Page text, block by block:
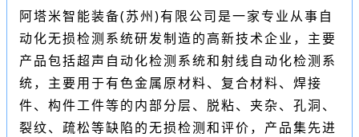
阿塔米智能装备(苏州)有限公司是一家专业从事自
动化无损检测系统研发制造的高新技术企业，主要
产品包括超声自动化检测系统和射线自动化检测系
统，主要用于有色金属原材料、复合材料、焊接
件、构件工件等的内部分层、脱粘、夹杂、孔洞、
裂纹、疏松等缺陷的无损检测和评价，产品集先进